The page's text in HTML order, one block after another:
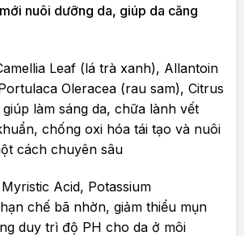
nuôi dưỡng da, giúp da căng
Leaf (lá trà xanh), Allantoin
Oleracea (rau sam), Citrus
làm sáng da, chữa lành vết
chống oxi hóa tái tạo và nuôi
cách chuyên sâu
Acid, Potassium
chế bã nhờn, giảm thiểu mụn
duy trì độ PH cho da ở môi